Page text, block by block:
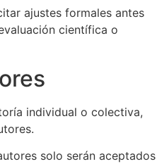
ajustes formales antes
científica o
individual o colectiva,
solo serán aceptados